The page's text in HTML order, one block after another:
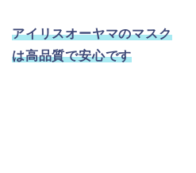
アイリスオーヤマのマスク
は高品質で安心です